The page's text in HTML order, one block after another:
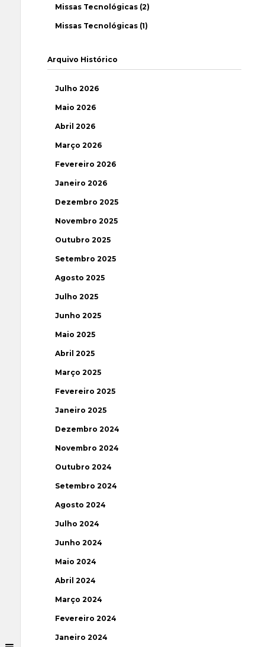
Missas Tecnológicas (2)
Missas Tecnológicas (1)
Arquivo Histórico
Julho 2026
Maio 2026
Abril 2026
Março 2026
Fevereiro 2026
Janeiro 2026
Dezembro 2025
Novembro 2025
Outubro 2025
Setembro 2025
Agosto 2025
Julho 2025
Junho 2025
Maio 2025
Abril 2025
Março 2025
Fevereiro 2025
Janeiro 2025
Dezembro 2024
Novembro 2024
Outubro 2024
Setembro 2024
Agosto 2024
Julho 2024
Junho 2024
Maio 2024
Abril 2024
Março 2024
Fevereiro 2024
Janeiro 2024